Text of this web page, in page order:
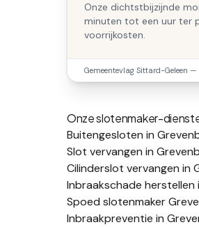
Onze dichtstbijzijnde
minuten tot een uur ter
voorrijkosten.
Gemeentevlag Sittard-Geleen —
Onze slotenmaker-
Buitengesloten in
Slot vervangen in
Cilinderslot vervangen in
Inbraakschade herstellen
Spoed slotenmaker
Inbraakpreventie in